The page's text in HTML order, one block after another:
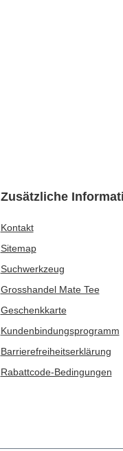
Zusätzliche
Kontakt
Sitemap
Suchwerkzeug
Grosshandel Mate Tee
Geschenkkarte
Kundenbindungsprogramm
Barrierefreiheits­erklärung
Rabattcode-Bedingungen